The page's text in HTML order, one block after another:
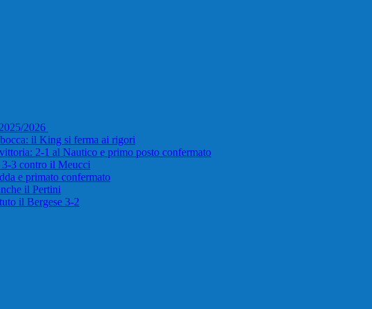
2026
il King si ferma ai rigori
2-1 al Nautico e primo posto confermato
3 contro il Meucci
e primato confermato
il Pertini
il Bergese 3-2